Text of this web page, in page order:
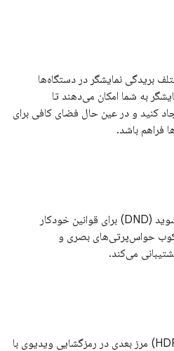
مختلف بریدگی نمایشگر در دستگاه‌ها
به شما امکان می‌دهند تا
کنید و در عین حال فضای کافی برای
فراهم باشد.
اندروید ۷.۰ از تنظیمات مزاحم نشوید (DND) برای قوانین خودکار
حواس‌پرتی‌های بصری و
ویدیوی با دامنه دینامیکی بالا (HDR) مرز بعدی در رمزگشایی ویدیوی با